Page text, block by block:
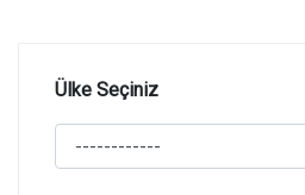
Ülke Seçiniz